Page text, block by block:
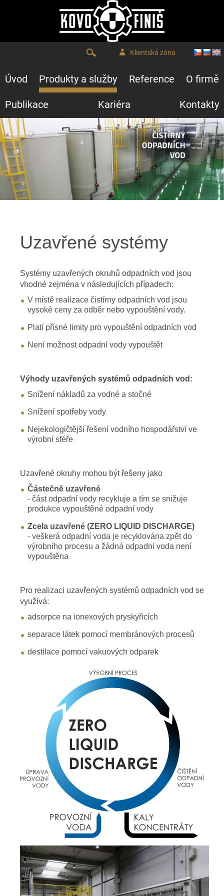
Klientská zóna
Úvod Produkty a služby Reference O firmě
Publikace Kariéra Kontakty
Uzavřené systémy
Systémy uzavřených okruhů odpadních vod jsou
vhodné zejména v následujících případech:
V místě realizace čistírny odpadních vod jsou
vysoké ceny za odběr nebo vypouštění vody.
Platí přísné limity pro vypouštění odpadních vod
Není možnost odpadní vody vypouštět
Výhody uzavřených systémů odpadních vod:
Snížení nákladů za vodné a stočné
Snížení spotřeby vody
Nejekologičtější řešení vodního hospodářství ve
výrobní sféře
Uzavřené okruhy mohou být řešeny jako
Částečně uzavřené
- část odpadní vody recykluje a tím se snižuje
produkce vypouštěné odpadní vody
Zcela uzavřené (ZERO LIQUID DISCHARGE)
- veškerá odpadní voda je recyklována zpět do
výrobního procesu a žádná odpadní voda není
vypouštěna
Pro realizaci uzavřených systémů odpadních vod se
využívá:
adsorpce na ionexových pryskyřicích
separace látek pomocí membránových procesů
destilace pomocí vakuových odparek